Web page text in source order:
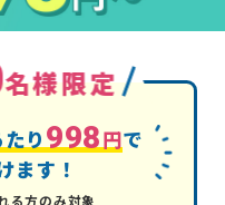
名様限定
り998 円 で
ます！
る方のみ対象